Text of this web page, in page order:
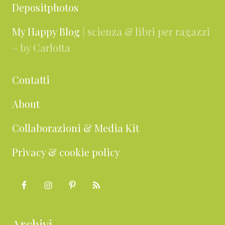
Depositphotos
My Happy Blog | scienza & libri per ragazzi
– by Carlotta
Contatti
About
Collaborazioni & Media Kit
Privacy & cookie policy